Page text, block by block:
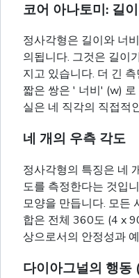
코어 아나토미: 길
정사각형은 길이와 너
의됩니다. 그것은 길이
지고 있습니다. 더 긴
짧은 쌍은 ' 너비' (w)
실은 네 직각의 직접적
네 개의 우측 각도
정사각형의 특징은 네
도를 측정한다는 것입
모양을 만듭니다. 모든
합은 전체 360도 (4 x
상으로서의 안정성과
다이아그널의 행동